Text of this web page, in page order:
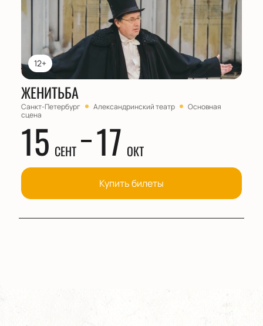
12+
ЖЕНИТЬБА
Санкт-Петербург Александринский театр
Основная
сцена
15 СЕНТ 17 ОКТ
Купить билеты